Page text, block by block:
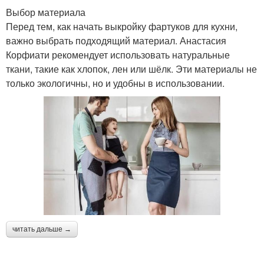
Выбор материала
Перед тем, как начать выкройку фартуков для кухни,
важно выбрать подходящий материал. Анастасия
Корфиати рекомендует использовать натуральные
ткани, такие как хлопок, лен или шёлк. Эти материалы не
только экологичны, но и удобны в использовании.
читать дальше →